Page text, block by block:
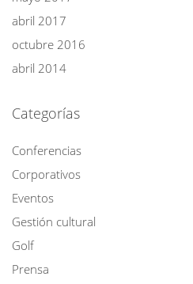
abril 2017
octubre 2016
abril 2014
Categorías
Conferencias
Corporativos
Eventos
Gestión cultural
Golf
Prensa